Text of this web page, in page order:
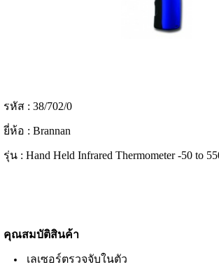
รหัส : 38/702/0
ยี่ห้อ : Brannan
รุ่น : Hand Held Infrared Thermometer -50 to
คุณสมบัติสินค้า
เลเซอร์ตรวจจับในตัว